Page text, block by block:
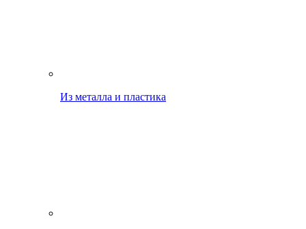
Из металла и пластика